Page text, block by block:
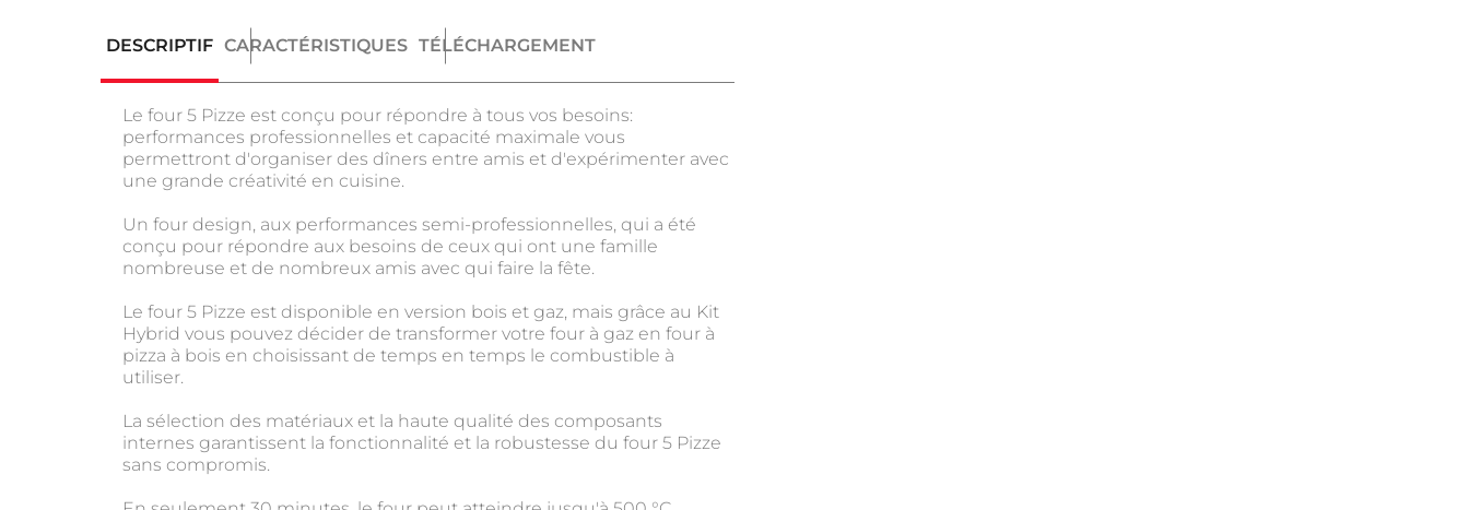
DESCRIPTIF CARACTÉRISTIQUES TÉLÉCHARGEMENT
Le four 5 Pizze est conçu pour répondre à tous vos besoins:
performances professionnelles et capacité maximale vous
permettront d'organiser des dîners entre amis et d'expérimenter avec
une grande créativité en cuisine.
Un four design, aux performances semi-professionnelles, qui a été
conçu pour répondre aux besoins de ceux qui ont une famille
nombreuse et de nombreux amis avec qui faire la fête.
Le four 5 Pizze est disponible en version bois et gaz, mais grâce au Kit
Hybrid vous pouvez décider de transformer votre four à gaz en four à
pizza à bois en choisissant de temps en temps le combustible à
utiliser.
La sélection des matériaux et la haute qualité des composants
internes garantissent la fonctionnalité et la robustesse du four 5 Pizze
sans compromis.